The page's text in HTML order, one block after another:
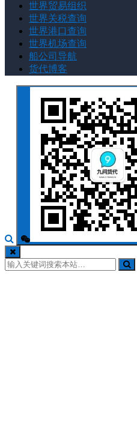
世界贸易组织
世界关税查询
世界港口查询
世界机场查询
船公司导航
货代博客